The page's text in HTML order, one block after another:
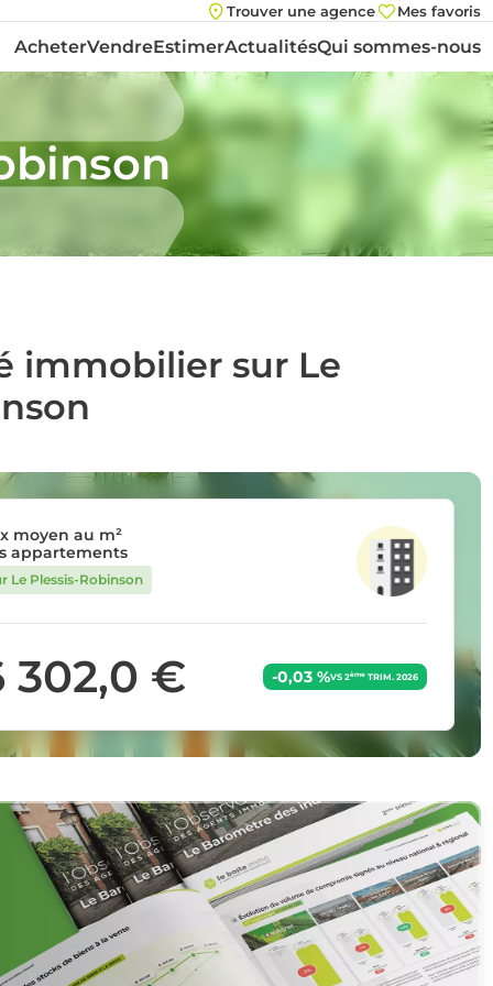
Trouver une agence Mes favoris
AcheterVendreEstimerActualitésQui sommes-nous
immobilier sur Le
moyen au m²
appartements
Le Plessis-Robinson
302,0 € -0,03 %VS 2èmeTRIM. 2026